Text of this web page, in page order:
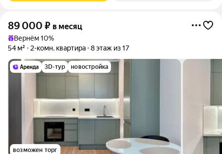
89 000 ₽ в месяц
Вернём 10%
54 м²
2-комн. квартира 8 этаж из 17
3D-тур новостройка
возможен торг